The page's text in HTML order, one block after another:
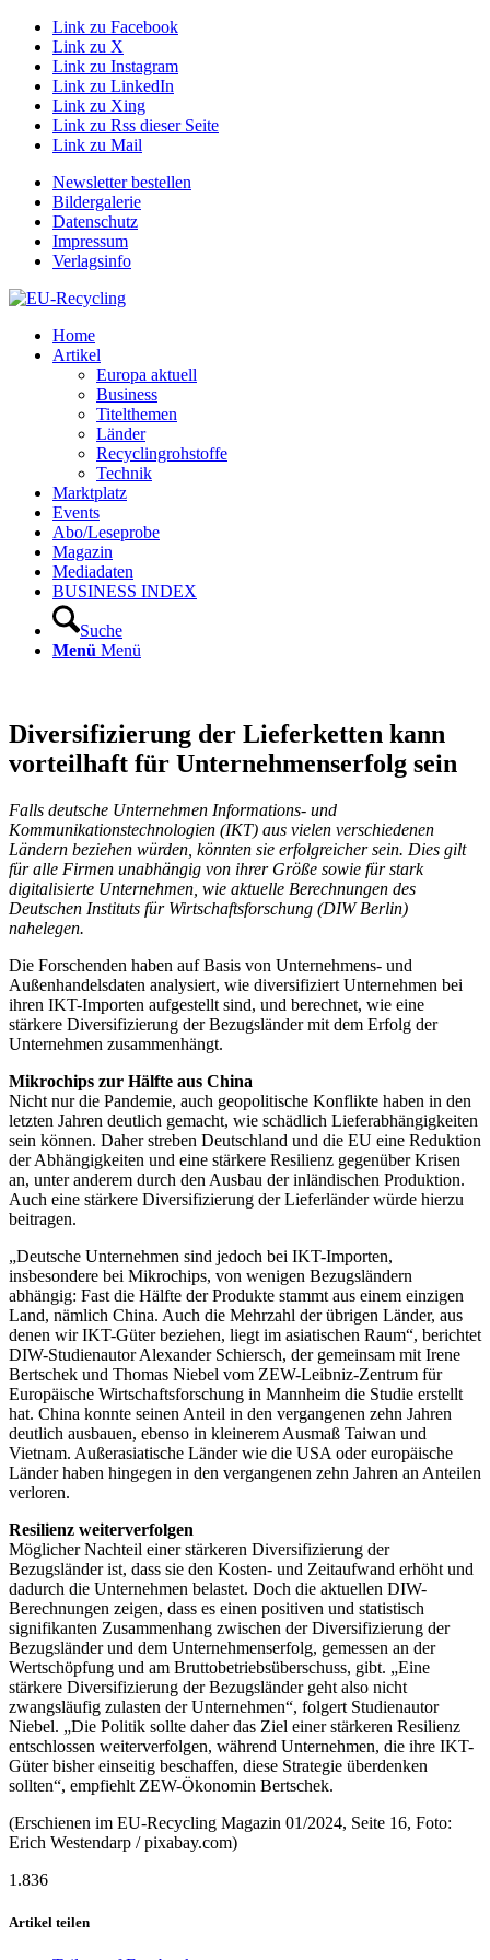
Link zu Facebook
Link zu X
Link zu Instagram
Link zu LinkedIn
Link zu Xing
Link zu Rss dieser Seite
Link zu Mail
Newsletter bestellen
Bildergalerie
Datenschutz
Impressum
Verlagsinfo
Home
Artikel
Europa aktuell
Business
Titelthemen
Länder
Recyclingrohstoffe
Technik
Marktplatz
Events
Abo/Leseprobe
Magazin
Mediadaten
BUSINESS INDEX
Suche
Menü Menü
Diversifizierung der Lieferketten kann
vorteilhaft für Unternehmenserfolg sein
Falls deutsche Unternehmen Informations- und
Kommunikationstechnologien (IKT) aus vielen verschiedenen
Ländern beziehen würden, könnten sie erfolgreicher sein. Dies gilt
für alle Firmen unabhängig von ihrer Größe sowie für stark
digitalisierte Unternehmen, wie aktuelle Berechnungen des
Deutschen Instituts für Wirtschaftsforschung (DIW Berlin)
nahelegen.
Die Forschenden haben auf Basis von Unternehmens- und
Außenhandelsdaten analysiert, wie diversifiziert Unternehmen bei
ihren IKT-Importen aufgestellt sind, und berechnet, wie eine
stärkere Diversifizierung der Bezugsländer mit dem Erfolg der
Unternehmen zusammenhängt.
Mikrochips zur Hälfte aus China
Nicht nur die Pandemie, auch geopolitische Konflikte haben in den
letzten Jahren deutlich gemacht, wie schädlich Lieferabhängigkeiten
sein können. Daher streben Deutschland und die EU eine Reduktion
der Abhängigkeiten und eine stärkere Resilienz gegenüber Krisen
an, unter anderem durch den Ausbau der inländischen Produktion.
Auch eine stärkere Diversifizierung der Lieferländer würde hierzu
beitragen.
„Deutsche Unternehmen sind jedoch bei IKT-Importen,
insbesondere bei Mikrochips, von wenigen Bezugsländern
abhängig: Fast die Hälfte der Produkte stammt aus einem einzigen
Land, nämlich China. Auch die Mehrzahl der übrigen Länder, aus
denen wir IKT-Güter beziehen, liegt im asiatischen Raum“, berichtet
DIW-Studienautor Alexander Schiersch, der gemeinsam mit Irene
Bertschek und Thomas Niebel vom ZEW-Leibniz-Zentrum für
Europäische Wirtschaftsforschung in Mannheim die Studie erstellt
hat. China konnte seinen Anteil in den vergangenen zehn Jahren
deutlich ausbauen, ebenso in kleinerem Ausmaß Taiwan und
Vietnam. Außerasiatische Länder wie die USA oder europäische
Länder haben hingegen in den vergangenen zehn Jahren an Anteilen
verloren.
Resilienz weiterverfolgen
Möglicher Nachteil einer stärkeren Diversifizierung der
Bezugsländer ist, dass sie den Kosten- und Zeitaufwand erhöht und
dadurch die Unternehmen belastet. Doch die aktuellen DIW-
Berechnungen zeigen, dass es einen positiven und statistisch
signifikanten Zusammenhang zwischen der Diversifizierung der
Bezugsländer und dem Unternehmenserfolg, gemessen an der
Wertschöpfung und am Bruttobetriebsüberschuss, gibt. „Eine
stärkere Diversifizierung der Bezugsländer geht also nicht
zwangsläufig zulasten der Unternehmen“, folgert Studienautor
Niebel. „Die Politik sollte daher das Ziel einer stärkeren Resilienz
entschlossen weiterverfolgen, während Unternehmen, die ihre IKT-
Güter bisher einseitig beschaffen, diese Strategie überdenken
sollten“, empfiehlt ZEW-Ökonomin Bertschek.
(Erschienen im EU-Recycling Magazin 01/2024, Seite 16, Foto:
Erich Westendarp / pixabay.com)
1.836
Artikel teilen